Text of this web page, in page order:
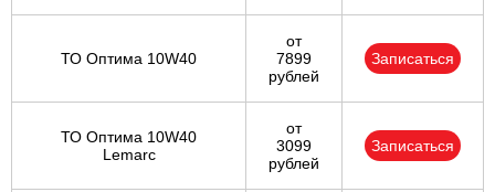
ТО Оптима 10W40
от
7899
рублей
Записаться
ТО Оптима 10W40
Lemarc
от
3099
рублей
Записаться